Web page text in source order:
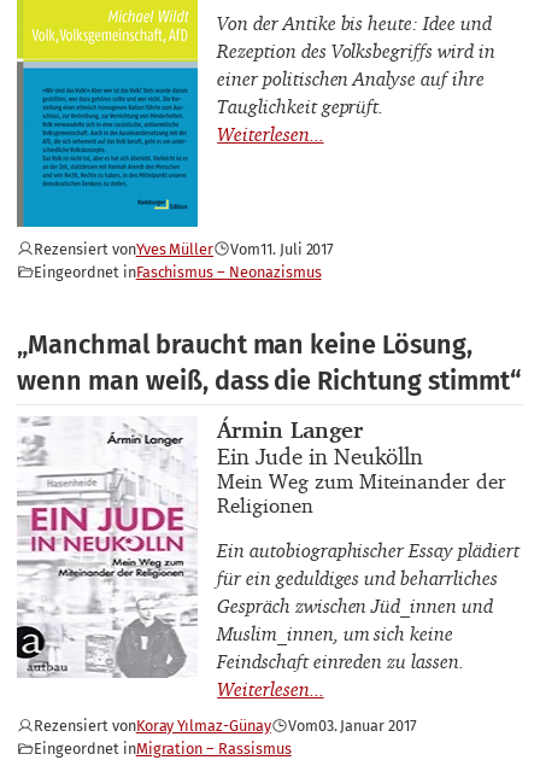
Von der Antike bis heute: Idee und
Rezeption des Volksbegriffs wird in
einer politischen Analyse auf ihre
Tauglichkeit geprüft.
Rezensiert vonYves Müller Vom11. Juli 2017
Eingeordnet inFaschismus – Neonazismus
„Manchmal braucht man keine Lösung,
wenn man weiß, dass die Richtung stimmt“
Buchautor_innen
Ármin Langer
Buchtitel
Ein Jude in Neukölln
Buchuntertitel
Mein Weg zum Miteinander der
Religionen
Ein autobiographischer Essay plädiert
für ein geduldiges und beharrliches
Gespräch zwischen Jüd_innen und
Muslim_innen, um sich keine
Feindschaft einreden zu lassen.
Rezensiert vonKoray Yılmaz-Günay Vom03. Januar 2017
Eingeordnet inMigration – Rassismus